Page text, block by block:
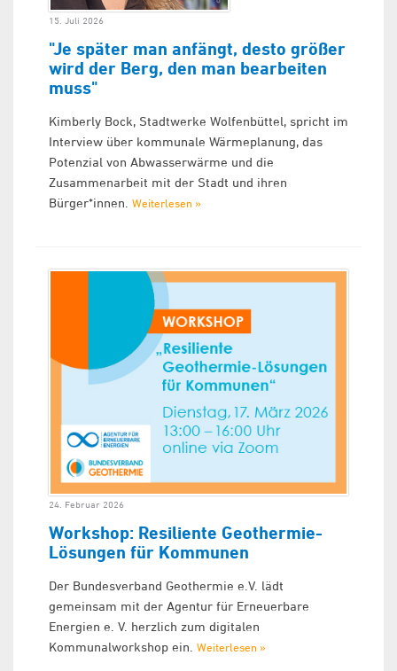
15. Juli 2026
"Je später man anfängt, desto größer
wird der Berg, den man bearbeiten
muss"
Kimberly Bock, Stadtwerke Wolfenbüttel, spricht im
Interview über kommunale Wärmeplanung, das
Potenzial von Abwasserwärme und die
Zusammenarbeit mit der Stadt und ihren
Bürger*innen. Weiterlesen »
24. Februar 2026
Workshop: Resiliente Geothermie-
Lösungen für Kommunen
Der Bundesverband Geothermie e.V. lädt
gemeinsam mit der Agentur für Erneuerbare
Energien e. V. herzlich zum digitalen
Kommunalworkshop ein. Weiterlesen »